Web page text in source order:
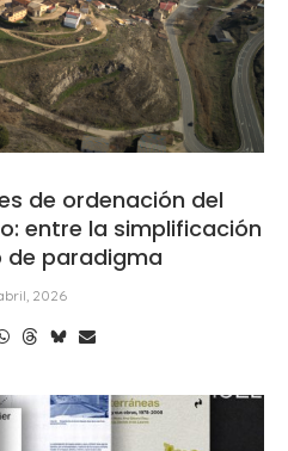
de ordenación del
entre la simplificación
de paradigma
2026